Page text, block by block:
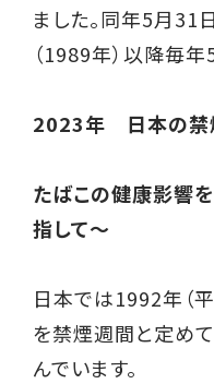
ました。同年5月31
（1989年）以降毎
2023年 日本の禁
たばこの健康影響
指して～
日本では1992年（
を禁煙週間と定め
んでいます。